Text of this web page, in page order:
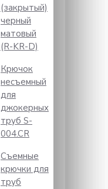
(закрытый)
черный
матовый
(R-KR-D)
Крючок
несъемный
для
джокерных
труб S-
004.CR
Съемные
крючки для
труб